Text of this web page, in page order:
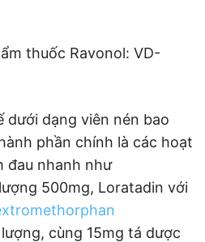
thuốc Ravonol: VD-
dưới dạng viên nén bao
phần chính là các hoạt
đau nhanh như
500mg, Loratadin với
cùng 15mg tá dược